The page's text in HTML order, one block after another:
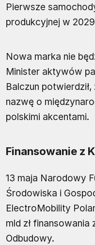
Pierwsze
produkcyjnej w
Nowa marka nie
Minister aktywów
Balczun
nazwę o
polskimi akcentami.
Finansowanie z
13 maja Narodowy
Środowiska i
ElectroMobility
mld zł finansowania
Odbudowy.